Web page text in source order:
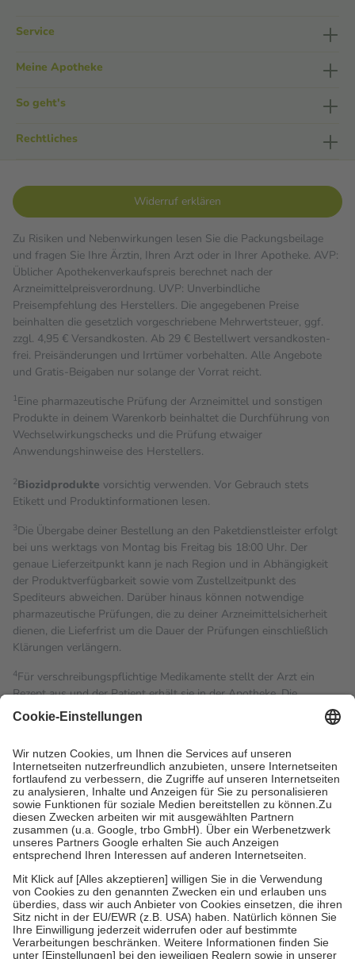
Service
Meine Apotheke
So geht's
Rechtliches
Widerruf erklären
Zu Risiken und Nebenwirkungen lesen Sie die Packungsbeilage
und fragen Sie Ihre Ärztin, Ihren Arzt oder in Ihrer Apotheke. AVP:
Üblicher Apothekenverkaufspreis berechnet nach der
Arzneimittelpreisverordnung. UVP: Unverbindliche
Preisempfehlung des Herstellers. Die angegebenen Preise
beinhalten die gesetzlich vorgeschriebene Mehrwertsteuer, ggf.
zzgl. 4,95 € Versandkosten. Ab 29 € Bestell­wert versand­kosten­
frei. Preisänderungen und Irrtümer vorbehalten. Alle Angebote
und Gratis-Beigaben nur solange der Vorrat reicht.
1Eine pharmazeutische Prüfung der Arzneimittel und sonstigen
Produkte in deinem Warenkorb beinhaltet die Durchführung von
Wechselwirkungschecks und die Prüfung etwaiger
Anwendungshinweise des Herstellers.
2Biozidprodukte vorsichtig verwenden. Vor Gebrauch stets
Etikett und Produktinformationen lesen.
3Die Übergabe deiner Bestellung an den Paketdienstleister erfolgt
bei uns werktags von Montag bis Freitag bis 18:00 Uhr. Der
genaue Lieferzeitpunkt kann je nach Region und in Abhängigkeit
der Produktverfügbarkeit sowie vom Zustellzeitpunkt des
Spediteurs abweichen. Darüber hinaus können notwendige
pharmazeutische Prüfungen, die zu deiner Arzneimittelsicherheit
dienen, die Lieferfrist um die Dauer der Prüfungen einschließlich
Klärungen verlängern.
4Für verschreibungspflichtige Medikamente stellt der Arzt ein
Rezept aus und der Patient erhält sie in der Apotheke. Die
gesetzliche Krankenversicherung übernimmt in der Regel die
Kosten dafür, der Versicherte trägt einen Teil davon als Zuzahlung
Grundsätzlich leisten Mitglieder Zuzahlungen in Höhe von zehn
Prozent des Abgabepreises,mindestensjedochfünf Euround
höchstens zehn Euro.Es sind jedoch nie mehr als die
tatsächlichen Kosten der Leistung zu entrichten.
Diese Regeln gelten grundsätzlich auch für Online-Apotheken.
Bei Heilmitteln und häuslicher Krankenpflege beträgt die
Zuzahlung zehn Prozent der Kosten sowie zehn Euro je
Verordnung.
Um das Engagement der Versicherten für ihre eigene Gesundheit
zu stärken und die besondere Stellung der Familie zu unterstützen,
fallenkeine Zuzahlungenan bei:
• Kindern und Jugendlichen bis zum vollendeten 18. Lebensjahr